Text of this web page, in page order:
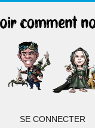
SE CONNECTER